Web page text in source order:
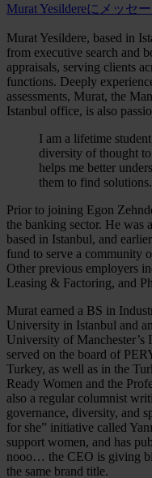
Murat Yesildereにメッセ
Murat Yesildere, based in
from executive search and
appraisals, serving clients
functions. Deeply
assessments, Murat, the
Istanbul office, is also
I am a lifetime
diversity of thought
helps me better
them to find solutions.
Prior to joining Egon
the banking sector. He was
based in Istanbul, and
fund to serve a community
Other previous employers
Leasing & Factoring, and
Murat earned a BS in
University in Istanbul and
University of
served on the board of
Turkey, as well as in the
Ready Women and the
also a regular columnist
governance, diversity, and
for she” initiative called
support women, and has
nooo… the CEO is giving
the same brand title.